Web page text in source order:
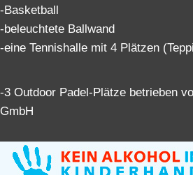
-Basketball
-beleuchtete Ballwand
-eine Tennishalle mit 4 Plätzen
-3 Outdoor Padel-Plätze betrieben
GmbH